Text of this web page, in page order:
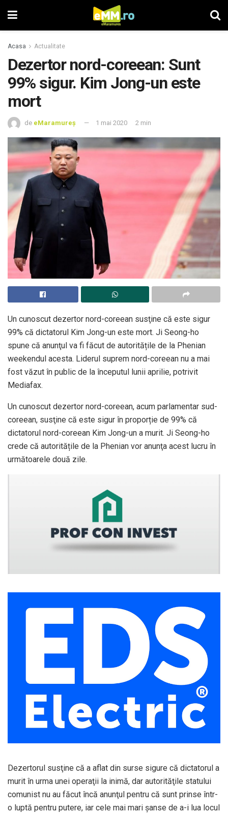
Acasa Actualitate
Dezertor nord-coreean: Sunt
99% sigur. Kim Jong-un este
mort
de eMaramureș 1 mai 2020 2 min
Un cunoscut dezertor nord-coreean susţine că este sigur
99% că dictatorul Kim Jong-un este mort. Ji Seong-ho
spune că anunţul va fi făcut de autoritățile de la Phenian
weekendul acesta. Liderul suprem nord-coreean nu a mai
fost văzut în public de la începutul lunii aprilie, potrivit
Mediafax.
Un cunoscut dezertor nord-coreean, acum parlamentar sud-
coreean, susţine că este sigur în proporție de 99% că
dictatorul nord-coreean Kim Jong-un a murit. Ji Seong-ho
crede că autoritățile de la Phenian vor anunţa acest lucru în
următoarele două zile.
Dezertorul susţine că a aflat din surse sigure că dictatorul a
murit în urma unei operaţii la inimă, dar autorităţile statului
comunist nu au făcut încă anunţul pentru că sunt prinse într-
o luptă pentru putere, iar cele mai mari şanse de a-i lua locul